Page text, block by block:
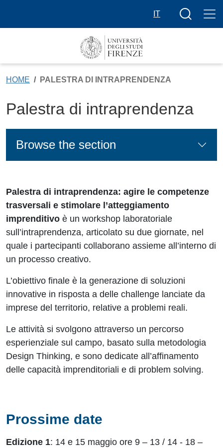
IT
Search
HOME PALESTRA DI INTRAPRENDENZA
Palestra di intraprendenza
Palestra di intraprendenza: agire le competenze
trasversali e stimolare l’atteggiamento
imprenditivo è un workshop laboratoriale
sull’intraprendenza, articolato su due giornate, nel
quale i partecipanti collaborano assieme all’interno di
un processo creativo.
L’obiettivo finale è la generazione di soluzioni
innovative in risposta a delle challenge lanciate da
imprese del territorio, relative a problemi reali.
Le attività si svolgono attraverso un percorso
esperienziale sul campo, basato sulla metodologia
Design Thinking, e sono dedicate all’affinamento
delle capacità imprenditoriali e di problem solving.
Prossime date
Edizione 1: 14 e 15 maggio ore 9 – 13 / 14 - 18 –
Browse the section